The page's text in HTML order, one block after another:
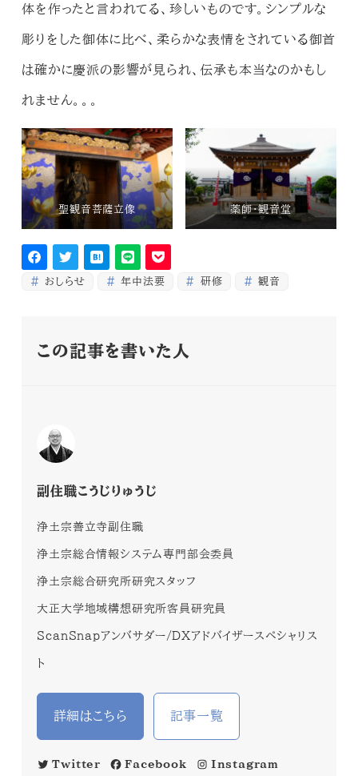
体を作ったと言われてる、珍しいものです。シンプルな
彫りをした御体に比べ、柔らかな表情をされている御首
は確かに慶派の影響が見られ、伝承も本当なのかもし
れません。。。
聖観音菩薩立像 薬師・観音堂
おしらせ 年中法要 研修 観音
この記事を書いた人
副住職こうじりゅうじ
浄土宗善立寺副住職
浄土宗総合情報システム専門部会委員
浄土宗総合研究所研究スタッフ
大正大学地域構想研究所客員研究員
ScanSnapアンバサダー/DXアドバイザースペシャリス
ト
詳細はこちら 記事一覧
Twitter Facebook Instagram